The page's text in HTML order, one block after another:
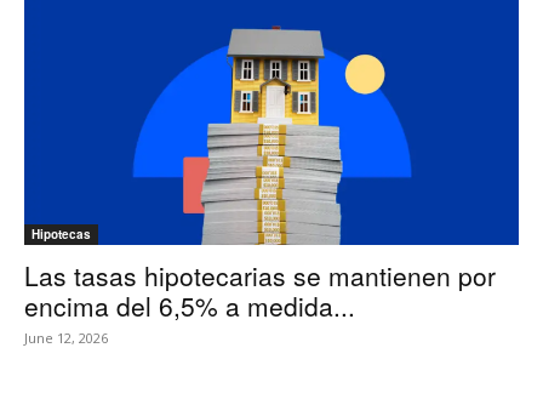
Hipotecas
Las tasas hipotecarias se mantienen por
encima del 6,5% a medida...
June 12, 2026